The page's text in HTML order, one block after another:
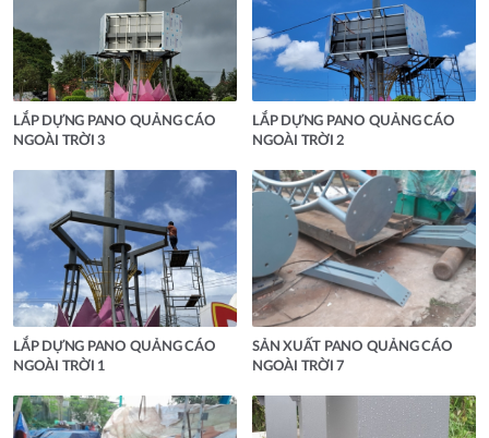
LẮP DỰNG PANO QUẢNG CÁO
NGOÀI TRỜI 3
LẮP DỰNG PANO QUẢNG CÁO
NGOÀI TRỜI 2
LẮP DỰNG PANO QUẢNG CÁO
NGOÀI TRỜI 1
SẢN XUẤT PANO QUẢNG CÁO
NGOÀI TRỜI 7